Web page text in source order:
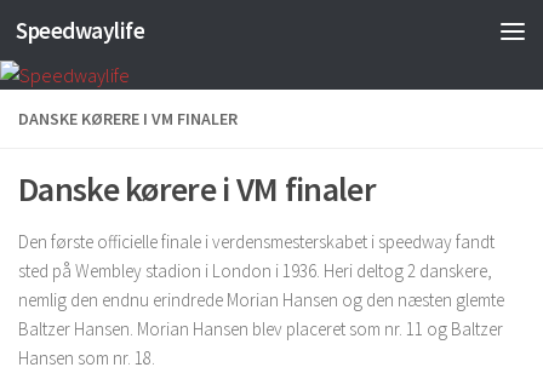
Skip to content
Speedwaylife
DANSKE KØRERE I VM FINALER
Danske kørere i VM finaler
Den første officielle finale i verdensmesterskabet i speedway fandt
sted på Wembley stadion i London i 1936. Heri deltog 2 danskere,
nemlig den endnu erindrede Morian Hansen og den næsten glemte
Baltzer Hansen. Morian Hansen blev placeret som nr. 11 og Baltzer
Hansen som nr. 18.